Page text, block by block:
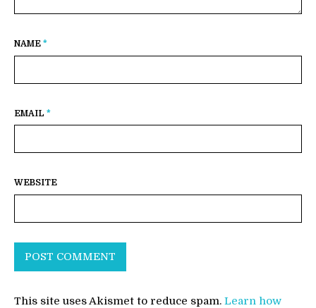
NAME *
EMAIL *
WEBSITE
This site uses Akismet to reduce spam. Learn how